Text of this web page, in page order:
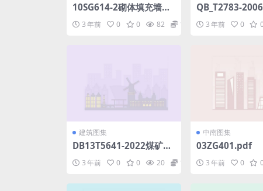
10SG614-2砌体填充墙构
造详图(二)(与主体结构柔
性连接).pdf
3 年前 0 0 82 1.98
QB_T2783-
复合缠绕排水管
3 年前 0
建筑图集
DB13T5641-2022煤矿智
3 年前 0 0 20 1.98
中南图集
03ZG401.pdf
3 年前 0